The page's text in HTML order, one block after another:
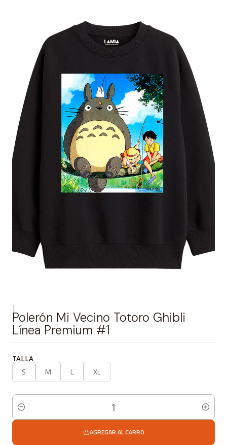
|
Polerón Mi Vecino Totoro Ghibli
Línea Premium #1
TALLA
S M L XL
Cantidad
AGREGAR AL CARRO